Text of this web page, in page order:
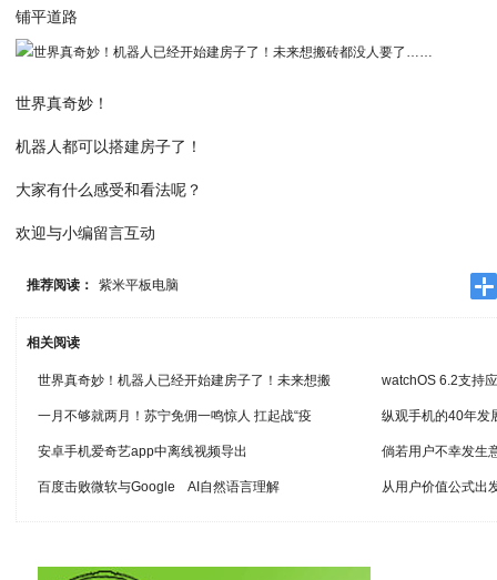
铺平道路
世界真奇妙！
机器人都可以搭建房子了！
大家有什么感受和看法呢？
欢迎与小编留言互动
推荐阅读： 紫米平板电脑
相关阅读
世界真奇妙！机器人已经开始建房子了！未来想搬 watchOS 6.2支持
一月不够就两月！苏宁免佣一鸣惊人 扛起战“疫 纵观手机的40年发
安卓手机爱奇艺app中离线视频导出 倘若用户不幸发生
百度击败微软与Google AI自然语言理解 从用户价值公式出